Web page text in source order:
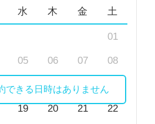
水 木 金 土
01
05 06 07 08
12 13 14
19 20 21 22
できる日時はありません